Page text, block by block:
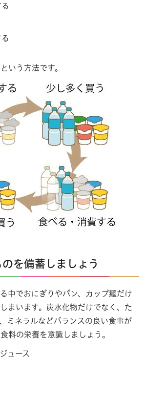
いう方法です。
を備蓄しましょう
中でおにぎりやパン、カップ麺だけ
まいます。炭水化物だけでなく、た
ミネラルなどバランスの良い食事が
料の栄養を意識しましょう。
ュース